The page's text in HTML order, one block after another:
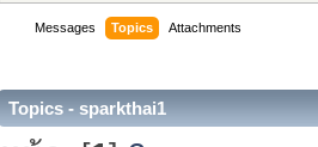
Messages Topics Attachments
Topics - sparkthai1